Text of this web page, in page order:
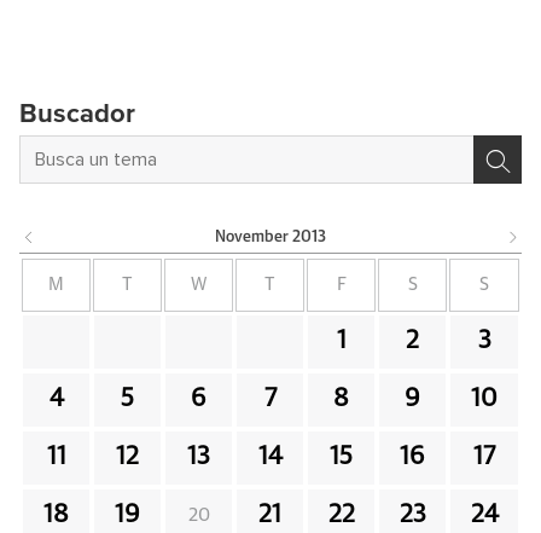
Buscador
November 2013
M W F S S
1 2 3
4 5 6 7 8 9 10
11 12 13 14 15 16 17
18 19 20 21 22 23 24